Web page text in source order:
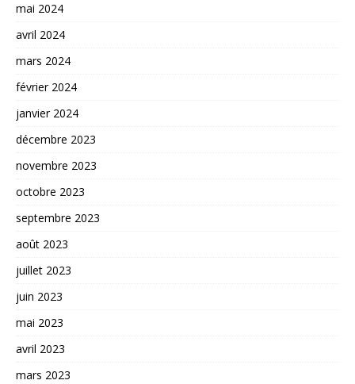
mai 2024
avril 2024
mars 2024
février 2024
janvier 2024
décembre 2023
novembre 2023
octobre 2023
septembre 2023
août 2023
juillet 2023
juin 2023
mai 2023
avril 2023
mars 2023